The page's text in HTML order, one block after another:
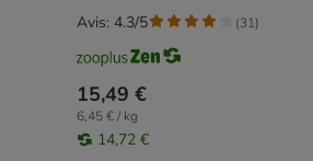
15,49 €
6,45 € / kg
14,72 €
Avis: 4.3/5 (31)